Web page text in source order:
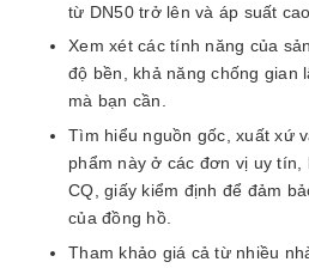
từ DN50 trở lên và áp suất
Xem xét các tính năng của
độ bền, khả năng chống gian
mà bạn cần.
Tìm hiểu nguồn gốc, xuất xứ
phẩm này ở các đơn vị uy tín,
CQ, giấy kiểm định để đảm
của đồng hồ.
Tham khảo giá cả từ nhiều